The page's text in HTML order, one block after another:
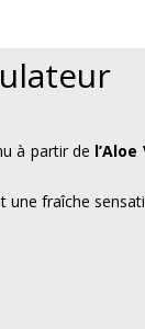
à partir de l’Aloe
une fraîche